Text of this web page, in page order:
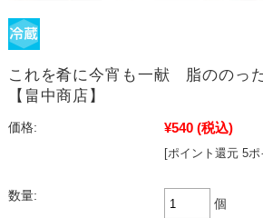
これを肴に今宵も一献 脂ののっ
【畠中商店】
価格: ¥540 (税込)
[ポイント還元 5ポ
数量:
個